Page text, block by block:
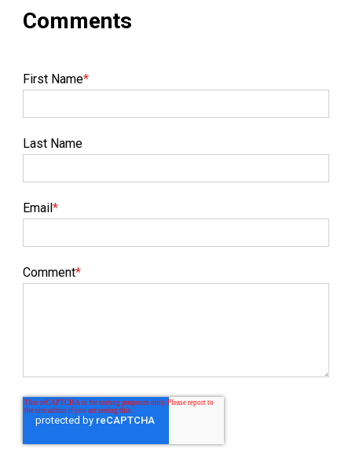
First Name*
Last Name
Email*
Comment*